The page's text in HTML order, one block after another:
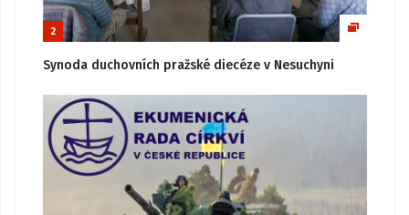
2
Synoda duchovních pražské diecéze v Nesuchyni